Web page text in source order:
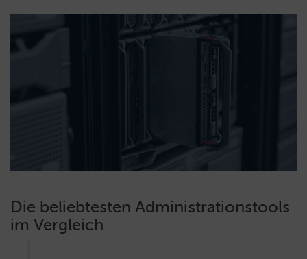
Die beliebtesten Administrationstools
im Vergleich